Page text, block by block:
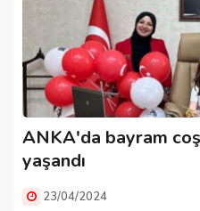
ANKA'da bayram
yaşandı
23/04/2024